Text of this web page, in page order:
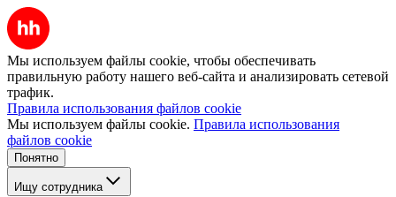
Мы используем файлы cookie, чтобы обеспечивать
правильную работу нашего веб-сайта и анализировать сетевой
трафик.
Правила использования файлов cookie
Мы используем файлы cookie. Правила использования
файлов cookie
Понятно
Ищу сотрудника